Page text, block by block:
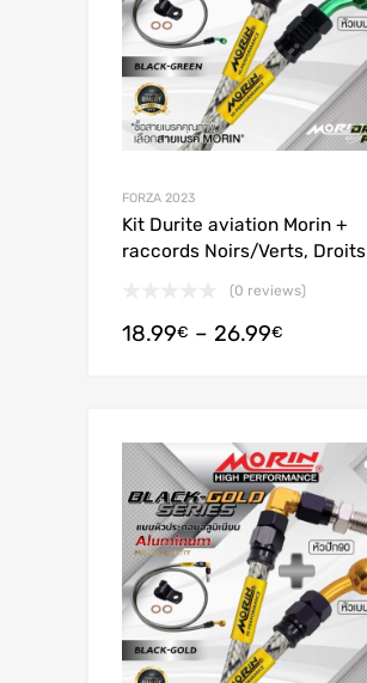
FORZA 2023
Kit Durite aviation Morin +
raccords Noirs/Verts, Droits
(0 reviews)
18.99€ – 26.99€